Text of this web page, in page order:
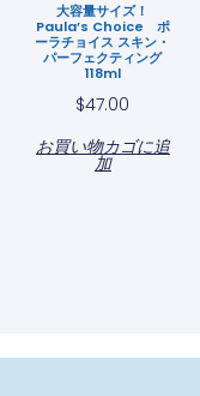
大容量サイズ！
Paula’s Choice ポ
ーラチョイス スキン・
パーフェクティング
118ml
$47.00
お買い物カゴに追
加